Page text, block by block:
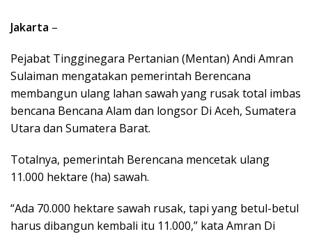
Jakarta –
Pejabat Tingginegara Pertanian (Mentan) Andi Amran
Sulaiman mengatakan pemerintah Berencana
membangun ulang lahan sawah yang rusak total imbas
bencana Bencana Alam dan longsor Di Aceh, Sumatera
Utara dan Sumatera Barat.
Totalnya, pemerintah Berencana mencetak ulang
11.000 hektare (ha) sawah.
“Ada 70.000 hektare sawah rusak, tapi yang betul-betul
harus dibangun kembali itu 11.000,” kata Amran Di